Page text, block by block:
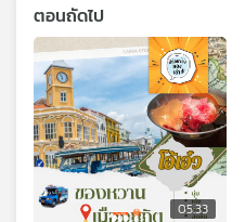
ตอนถัดไป
05:33